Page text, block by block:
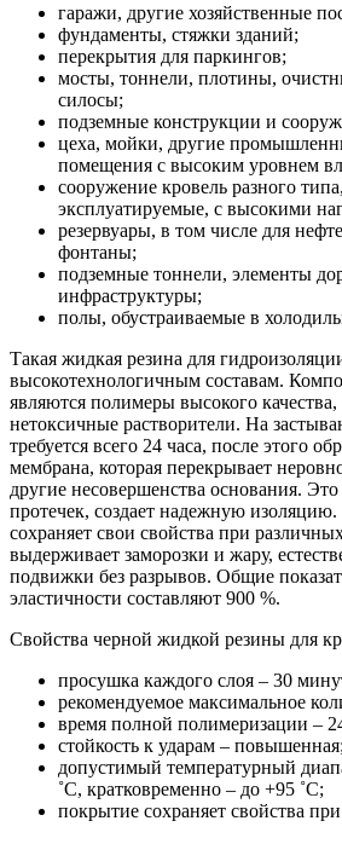
гаражи, другие хозяйственные
фундаменты, стяжки зданий;
перекрытия для паркингов;
мосты, тоннели, плотины,
силосы;
подземные конструкции и
цеха, мойки, другие
помещения с высоким уровнем
сооружение кровель разного
эксплуатируемые, с высокими
резервуары, в том числе для
фонтаны;
подземные тоннели, элементы
инфраструктуры;
полы, обустраиваемые в
Такая жидкая резина для
высокотехнологичным составам.
являются полимеры высокого
нетоксичные растворители. На
требуется всего 24 часа, после этого
мембрана, которая перекрывает
другие несовершенства основания.
протечек, создает надежную изоляцию.
сохраняет свои свойства при
выдерживает заморозки и жару,
подвижки без разрывов. Общие
эластичности составляют 900 %.
Свойства черной жидкой резины для
просушка каждого слоя – 30
рекомендуемое максимальное
время полной полимеризации –
стойкость к ударам – повышенная;
допустимый температурный
˚C, кратковременно – до +95 ˚C;
покрытие сохраняет свойства